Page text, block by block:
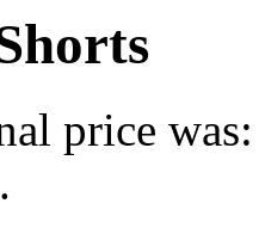
price